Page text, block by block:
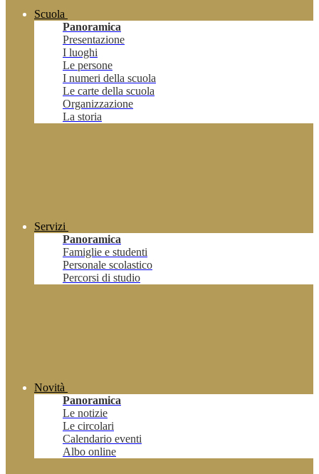
Scuola
Panoramica
Presentazione
I luoghi
Le persone
I numeri della scuola
Le carte della scuola
Organizzazione
La storia
Servizi
Panoramica
Famiglie e studenti
Personale scolastico
Percorsi di studio
Novità
Panoramica
Le notizie
Le circolari
Calendario eventi
Albo online